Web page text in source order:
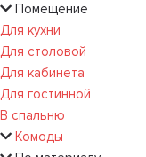
Помещение
Для кухни
Для столовой
Для кабинета
Для гостинной
В спальню
Комоды